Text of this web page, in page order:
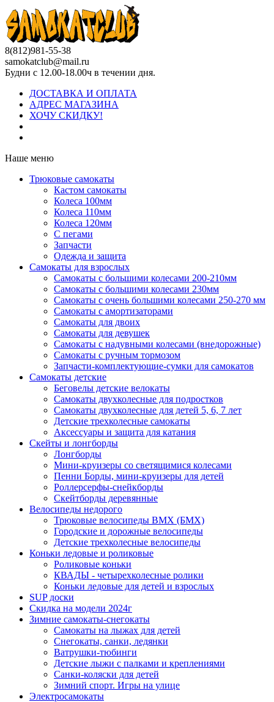
8(812)981-55-38
samokatclub@mail.ru
Будни с 12.00-18.00ч в течении дня.
ДОСТАВКА И ОПЛАТА
АДРЕС МАГАЗИНА
ХОЧУ СКИДКУ!
Наше меню
Трюковые самокаты
Кастом самокаты
Колеса 100мм
Колеса 110мм
Колеса 120мм
С пегами
Запчасти
Одежда и защита
Самокаты для взрослых
Самокаты с большими колесами 200-210мм
Самокаты с большими колесами 230мм
Самокаты с очень большими колесами 250-270 мм
Самокаты с амортизаторами
Самокаты для двоих
Самокаты для девушек
Самокаты с надувными колесами (внедорожные)
Самокаты с ручным тормозом
Запчасти-комплектующие-сумки для самокатов
Самокаты детские
Беговелы детские велокаты
Самокаты двухколесные для подростков
Самокаты двухколесные для детей 5, 6, 7 лет
Детские трехколесные самокаты
Аксессуары и защита для катания
Cкейты и лонгборды
Лонгборды
Мини-круизеры со светящимися колесами
Пенни Борды, мини-круизеры для детей
Роллерсерфы-снейкборды
Скейтборды деревянные
Велосипеды недорого
Трюковые велосипеды BMX (БМХ)
Городские и дорожные велосипеды
Детские трехколесные велосипеды
Коньки ледовые и роликовые
Роликовые коньки
КВАДЫ - четырехколесные ролики
Коньки ледовые для детей и взрослых
SUP доски
Скидка на модели 2024г
Зимние самокаты-снегокаты
Самокаты на лыжах для детей
Снегокаты, санки, ледянки
Ватрушки-тюбинги
Детские лыжи с палками и креплениями
Санки-коляски для детей
Зимний спорт. Игры на улице
Электросамокаты